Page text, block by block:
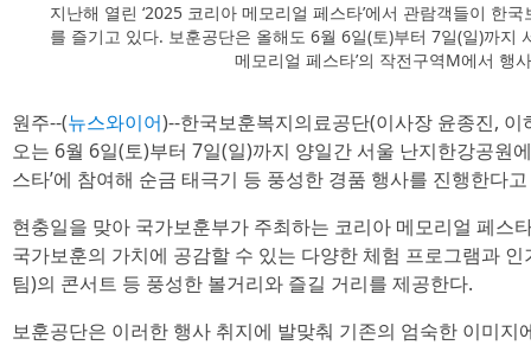
지난해 열린 ‘2025 코리아 메모리얼 페스타’에서 관람객들이 한
를 즐기고 있다. 보훈공단은 올해도 6월 6일(토)부터 7일(일)까지
메모리얼 페스타’의 작전구역M에서 행
원주--(뉴스와이어)--한국보훈복지의료공단(이사장 윤종진,
오는 6월 6일(토)부터 7일(일)까지 양일간 서울 난지한강공원
스타’에 참여해 순금 태극기 등 풍성한 경품 행사를 진행한다
현충일을 맞아 국가보훈부가 주최하는 코리아 메모리얼 페스
국가보훈의 가치에 공감할 수 있는 다양한 체험 프로그램과
팀)의 콘서트 등 풍성한 볼거리와 즐길 거리를 제공한다.
보훈공단은 이러한 행사 취지에 발맞춰 기존의 엄숙한 이미